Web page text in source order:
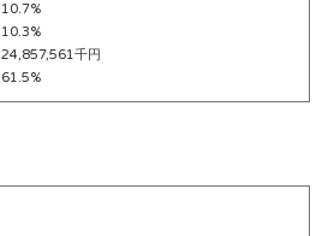
10.7%
10.3%
24,857,561千円
61.5%